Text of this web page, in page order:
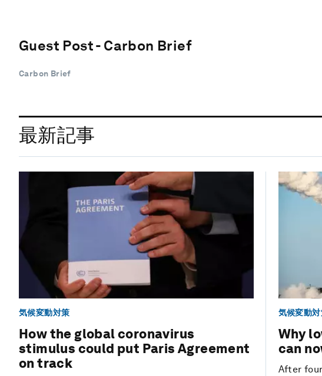
Guest Post - Carbon Brief
Carbon Brief
最新記事
気候変動対策
How the global coronavirus
stimulus could put Paris Agreement
on track
気候変動
Why
can
After